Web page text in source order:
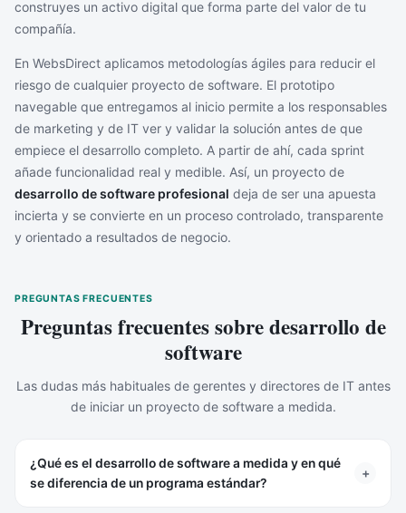
construyes un activo digital que forma parte del valor de tu
compañía.
En WebsDirect aplicamos metodologías ágiles para reducir el
riesgo de cualquier proyecto de software. El prototipo
navegable que entregamos al inicio permite a los responsables
de marketing y de IT ver y validar la solución antes de que
empiece el desarrollo completo. A partir de ahí, cada sprint
añade funcionalidad real y medible. Así, un proyecto de
desarrollo de software profesional deja de ser una apuesta
incierta y se convierte en un proceso controlado, transparente
y orientado a resultados de negocio.
PREGUNTAS FRECUENTES
Preguntas frecuentes sobre desarrollo de
software
Las dudas más habituales de gerentes y directores de IT antes
de iniciar un proyecto de software a medida.
¿Qué es el desarrollo de software a medida y en qué
se diferencia de un programa estándar?
+